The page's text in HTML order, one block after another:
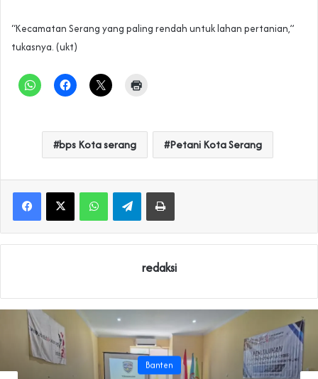
“Kecamatan Serang yang paling rendah untuk lahan pertanian,”
tukasnya. (ukt)
bps Kota serang Petani Kota Serang
WhatsAppTelegramPrint
redaksi
Banten